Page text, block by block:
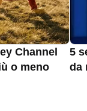
Channel
o meno
5
da